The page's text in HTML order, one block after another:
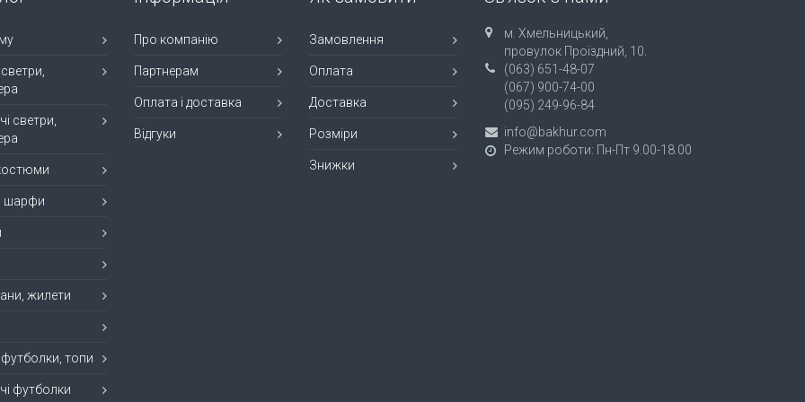
светри,
шарфи
жилети
футболки, топи
футболки
Про компанію
Партнерам
Оплата і доставка
Відгуки
Замовлення
Оплата
Доставка
Розміри
Знижки
м. Хмельницький,
провулок Проїздний, 10.
(063) 651-48-07
(067) 900-74-00
(095) 249-96-84
info@bakhur.com
Режим роботи: Пн-Пт 9.00-18.00